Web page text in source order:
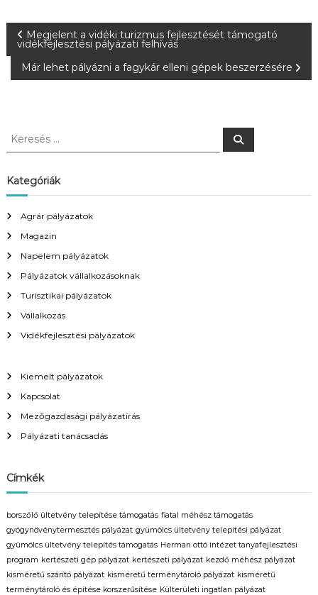
B
e
y
z
é
s
n
v
i
á
c
i
ó
Megjelent a vidéki turizmus fejlesztését támogató
vidékfejlesztési pályázati felhívás
Már lehet pályázni a fagykár elleni gépek beszerzésére
K
e
s
s
:
K
s
Kategóriák
Agrár pályázatok
Magazin
Napelem pályázatok
Pályázatok vállalkozásoknak
Turisztikai pályázatok
Vállalkozás
Vidékfejlesztési pályázatok
Kiemelt pályázatok
Kapcsolat
Mezőgazdasági pályázatírás
Pályázati tanácsadás
Címkék
borszőlő ültetvény telepítése támogatás fiatal méhész támogatás
gyógynövénytermesztés pályázat gyümölcs ültetvény telepitési pályázat
gyümölcs ültetvény telepítés támogatás Herman ottó intézet tanyafejlesztési
program kertészeti gép pályázat kertészeti pályázat kezdő méhész pályázat
kisméretű szárító pályázat kisméretű terménytároló pályázat kisméretű
terménytároló és építése korszerűsítése Külterületi ingatlan pályázat